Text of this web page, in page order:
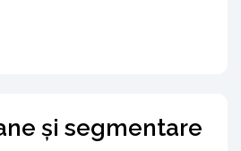
și segmentare